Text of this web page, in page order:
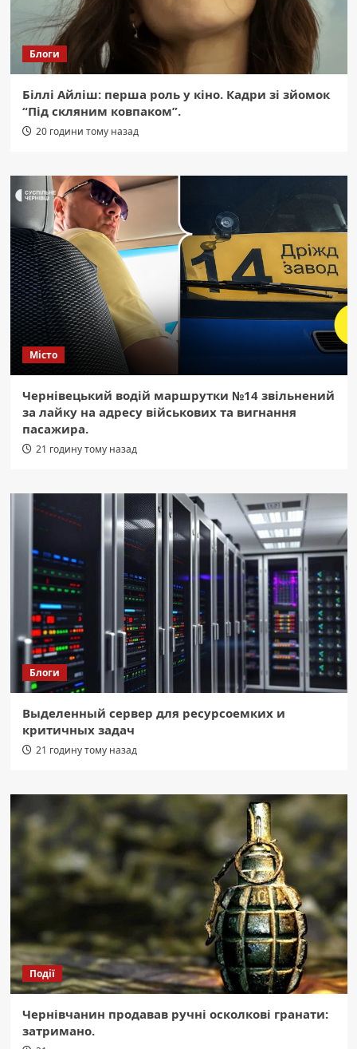
Блоги
Біллі Айліш: перша роль у кіно. Кадри зі зйомок
“Під скляним ковпаком”.
20 години тому назад
Місто
Чернівецький водій маршрутки №14 звільнений
за лайку на адресу військових та вигнання
пасажира.
21 годину тому назад
Блоги
Выделенный сервер для ресурсоемких и
критичных задач
21 годину тому назад
Події
Чернівчанин продавав ручні осколкові гранати:
затримано.